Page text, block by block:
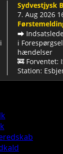
Aug 2026 16:59
ISL-
Indsatsleder: 1
i
Forventet: ISL-vogn
Esbjerg